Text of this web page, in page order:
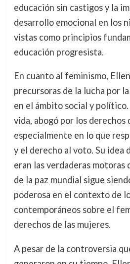
educación sin castigos y la
desarrollo emocional en los
vistas como principios
educación progresista.
En cuanto al feminismo,
precursoras de la lucha por
en el ámbito social y político.
vida, abogó por los derechos
especialmente en lo que
y el derecho al voto. Su idea
eran las verdaderas motoras
de la paz mundial sigue
poderosa en el contexto de
contemporáneos sobre el
derechos de las mujeres.
A pesar de la controversia